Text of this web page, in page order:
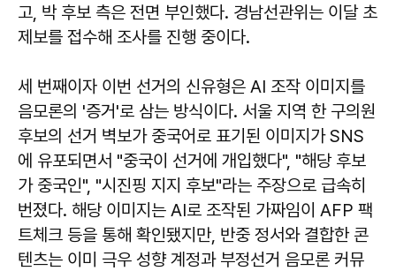
고, 박 후보 측은 전면 부인했다. 경남선관위는 이달 초
제보를 접수해 조사를 진행 중이다.
세 번째이자 이번 선거의 신유형은 AI 조작 이미지를
음모론의 '증거'로 삼는 방식이다. 서울 지역 한 구의원
후보의 선거 벽보가 중국어로 표기된 이미지가 SNS
에 유포되면서 "중국이 선거에 개입했다", "해당 후보
가 중국인", "시진핑 지지 후보"라는 주장으로 급속히
번졌다. 해당 이미지는 AI로 조작된 가짜임이 AFP 팩
트체크 등을 통해 확인됐지만, 반중 정서와 결합한 콘
텐츠는 이미 극우 성향 계정과 부정선거 음모론 커뮤